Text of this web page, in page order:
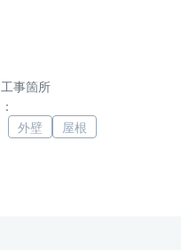
工事箇所
：
外壁
屋根